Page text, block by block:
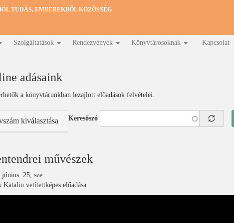
TUDÁS, EMBEREKBŐL KÖZÖSSÉG
Szolgáltatások Rendezvények Könyvtárosoknak Kapcsolat
adásaink
a könyvtárunkban lezajlott előadások felvételei.
kiválasztása Keresőszó
művészek
június. 25, sze
Katalin vetítettképes előadása